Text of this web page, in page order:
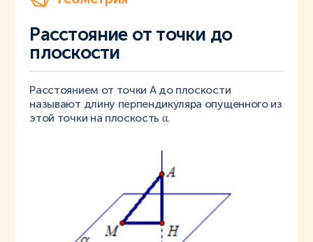
Расстояние от точки до
плоскости
Расстоянием от точки A до плоскости
называют длину перпендикуляра опущенного из
этой точки на плоскость α.